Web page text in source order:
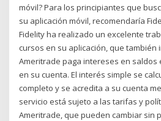
móvil? Para los principiantes que
su aplicación móvil, recomendaría
Fidelity ha realizado un excelente
cursos en su aplicación, que también
Ameritrade paga intereses en saldos
en su cuenta. El interés simple se
completo y se acredita a su cuenta
servicio está sujeto a las tarifas y
Ameritrade, que pueden cambiar sin